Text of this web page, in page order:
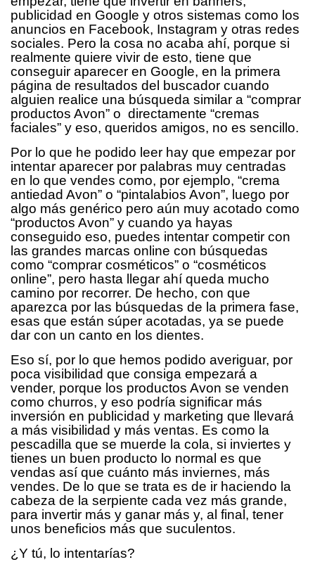
publicidad en Google y otros sistemas como los
anuncios en Facebook, Instagram y otras redes
sociales. Pero la cosa no acaba ahí, porque si
realmente quiere vivir de esto, tiene que
conseguir aparecer en Google, en la primera
página de resultados del buscador cuando
alguien realice una búsqueda similar a “comprar
productos Avon” o directamente “cremas
faciales” y eso, queridos amigos, no es sencillo.
Por lo que he podido leer hay que empezar por
intentar aparecer por palabras muy centradas
en lo que vendes como, por ejemplo, “crema
antiedad Avon” o “pintalabios Avon”, luego por
algo más genérico pero aún muy acotado como
“productos Avon” y cuando ya hayas
conseguido eso, puedes intentar competir con
las grandes marcas online con búsquedas
como “comprar cosméticos” o “cosméticos
online”, pero hasta llegar ahí queda mucho
camino por recorrer. De hecho, con que
aparezca por las búsquedas de la primera fase,
esas que están súper acotadas, ya se puede
dar con un canto en los dientes.
Eso sí, por lo que hemos podido averiguar, por
poca visibilidad que consiga empezará a
vender, porque los productos Avon se venden
como churros, y eso podría significar más
inversión en publicidad y marketing que llevará
a más visibilidad y más ventas. Es como la
pescadilla que se muerde la cola, si inviertes y
tienes un buen producto lo normal es que
vendas así que cuánto más inviernes, más
vendes. De lo que se trata es de ir haciendo la
cabeza de la serpiente cada vez más grande,
para invertir más y ganar más y, al final, tener
unos beneficios más que suculentos.
¿Y tú, lo intentarías?